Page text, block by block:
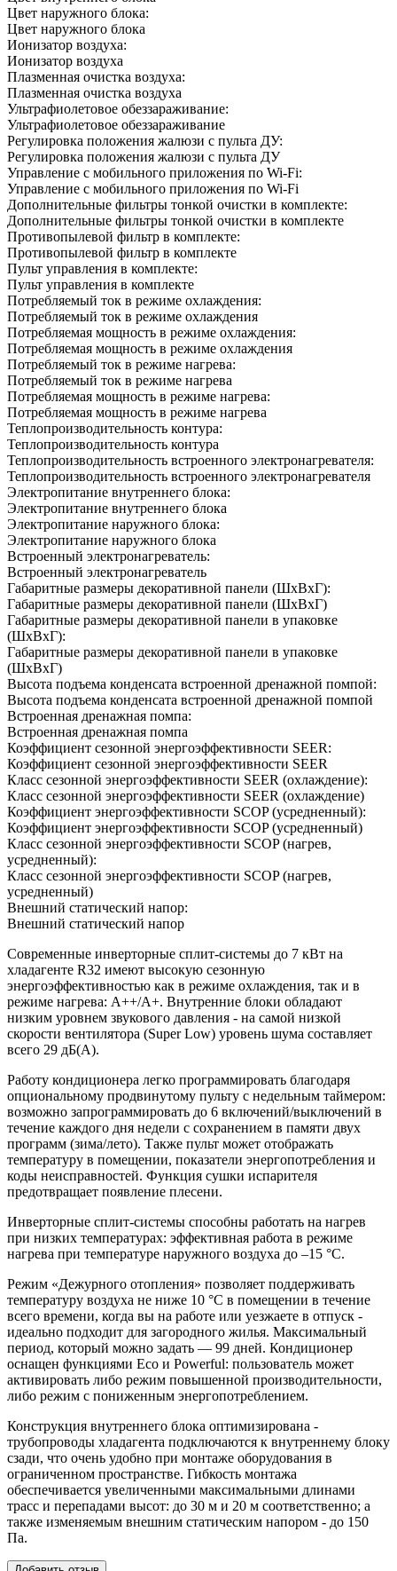
Цвет наружного блока:
Цвет наружного блока
Ионизатор воздуха:
Ионизатор воздуха
Плазменная очистка воздуха:
Плазменная очистка воздуха
Ультрафиолетовое обеззараживание:
Ультрафиолетовое обеззараживание
Регулировка положения жалюзи с пульта ДУ:
Регулировка положения жалюзи с пульта ДУ
Управление c мобильного приложения по Wi-Fi:
Управление c мобильного приложения по Wi-Fi
Дополнительные фильтры тонкой очистки в комплекте:
Дополнительные фильтры тонкой очистки в комплекте
Противопылевой фильтр в комплекте:
Противопылевой фильтр в комплекте
Пульт управления в комплекте:
Пульт управления в комплекте
Потребляемый ток в режиме охлаждения:
Потребляемый ток в режиме охлаждения
Потребляемая мощность в режиме охлаждения:
Потребляемая мощность в режиме охлаждения
Потребляемый ток в режиме нагрева:
Потребляемый ток в режиме нагрева
Потребляемая мощность в режиме нагрева:
Потребляемая мощность в режиме нагрева
Теплопроизводительность контура:
Теплопроизводительность контура
Теплопроизводительность встроенного электронагревателя:
Теплопроизводительность встроенного электронагревателя
Электропитание внутреннего блока:
Электропитание внутреннего блока
Электропитание наружного блока:
Электропитание наружного блока
Встроенный электронагреватель:
Встроенный электронагреватель
Габаритные размеры декоративной панели (ШxВxГ):
Габаритные размеры декоративной панели (ШxВxГ)
Габаритные размеры декоративной панели в упаковке
(ШxВxГ):
Габаритные размеры декоративной панели в упаковке
(ШxВxГ)
Высота подъема конденсата встроенной дренажной помпой:
Высота подъема конденсата встроенной дренажной помпой
Встроенная дренажная помпа:
Встроенная дренажная помпа
Коэффициент сезонной энергоэффективности SEER:
Коэффициент сезонной энергоэффективности SEER
Класс сезонной энергоэффективности SEER (охлаждение):
Класс сезонной энергоэффективности SEER (охлаждение)
Коэффициент энергоэффективности SCOP (усредненный):
Коэффициент энергоэффективности SCOP (усредненный)
Класс сезонной энергоэффективности SCOP (нагрев,
усредненный):
Класс сезонной энергоэффективности SCOP (нагрев,
усредненный)
Внешний статический напор:
Внешний статический напор
Cовременные инверторные сплит-системы до 7 кВт на
хладагенте R32 имеют высокую сезонную
энергоэффективностью как в режиме охлаждения, так и в
режиме нагрева: А++/A+. Внутренние блоки обладают
низким уровнем звукового давления - на самой низкой
скорости вентилятора (Super Low) уровень шума составляет
всего 29 дБ(А).
Работу кондиционера легко программировать благодаря
опциональному продвинутому пульту с недельным таймером:
возможно запрограммировать до 6 включений/выключений в
течение каждого дня недели с сохранением в памяти двух
программ (зима/лето). Также пульт может отображать
температуру в помещении, показатели энергопотребления и
коды неисправностей. Функция сушки испарителя
предотвращает появление плесени.
Инверторные сплит-системы способны работать на нагрев
при низких температурах: эффективная работа в режиме
нагрева при температуре наружного воздуха до –15 °C.
Режим «Дежурного отопления» позволяет поддерживать
температуру воздуха не ниже 10 °C в помещении в течение
всего времени, когда вы на работе или уезжаете в отпуск -
идеально подходит для загородного жилья. Максимальный
период, который можно задать — 99 дней. Кондиционер
оснащен функциями Eco и Powerful: пользователь может
активировать либо режим повышенной производительности,
либо режим с пониженным энергопотреблением.
Конструкция внутреннего блока оптимизирована -
трубопроводы хладагента подключаются к внутреннему блоку
сзади, что очень удобно при монтаже оборудования в
ограниченном пространстве. Гибкость монтажа
обеспечивается увеличенными максимальными длинами
трасс и перепадами высот: до 30 м и 20 м соответственно; а
также изменяемым внешним статическим напором - до 150
Па.